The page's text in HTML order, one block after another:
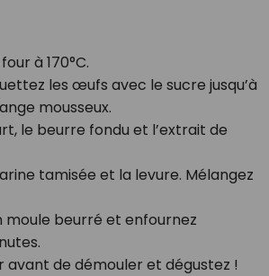
à 170°C.
les œufs avec le sucre jusqu’à
mousseux.
le beurre fondu et l’extrait de
tamisée et la levure. Mélangez
moule beurré et enfournez
avant de démouler et dégustez !